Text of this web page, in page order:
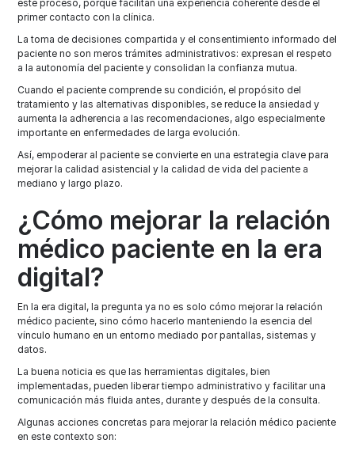
este proceso, porque facilitan una experiencia coherente desde el
primer contacto con la clínica.
La toma de decisiones compartida y el consentimiento informado del
paciente no son meros trámites administrativos: expresan el respeto
a la autonomía del paciente y consolidan la confianza mutua.
Cuando el paciente comprende su condición, el propósito del
tratamiento y las alternativas disponibles, se reduce la ansiedad y
aumenta la adherencia a las recomendaciones, algo especialmente
importante en enfermedades de larga evolución.
Así, empoderar al paciente se convierte en una estrategia clave para
mejorar la calidad asistencial y la calidad de vida del paciente a
mediano y largo plazo.
¿Cómo mejorar la relación
médico paciente en la era
digital?
En la era digital, la pregunta ya no es solo cómo mejorar la relación
médico paciente, sino cómo hacerlo manteniendo la esencia del
vínculo humano en un entorno mediado por pantallas, sistemas y
datos.
La buena noticia es que las herramientas digitales, bien
implementadas, pueden liberar tiempo administrativo y facilitar una
comunicación más fluida antes, durante y después de la consulta.
Algunas acciones concretas para mejorar la relación médico paciente
en este contexto son: